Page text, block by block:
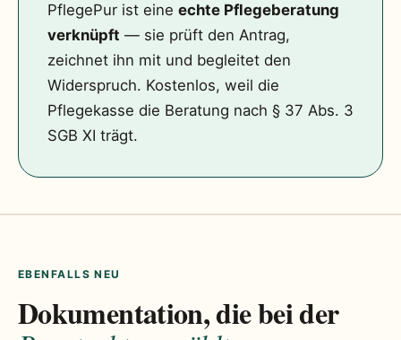
PflegePur ist eine echte Pflegeberatung
verknüpft — sie prüft den Antrag,
zeichnet ihn mit und begleitet den
Widerspruch. Kostenlos, weil die
Pflegekasse die Beratung nach § 37 Abs. 3
SGB XI trägt.
EBENFALLS NEU
Dokumentation, die bei der